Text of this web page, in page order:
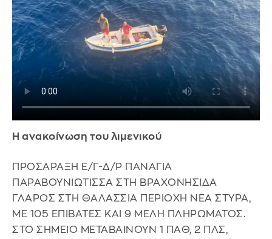
Η ανακοίνωση του λιμενικού
ΠPOΣAPAΞH E/Γ-Δ/P ΠANAΓIA
ΠAPABOYNIΩTIΣΣA ΣTH BPAXONHΣIΔA
ΓΛAPOΣ ΣTH ΘAΛAΣΣIA ΠEPIOXH NEA ΣTYPA,
ME 105 EΠIBATEΣ KAI 9 MEΛH ΠΛHPΩMATOΣ.
ΣTO ΣHMEIO METABAINOYN 1 ΠAΘ, 2 ΠΛΣ,